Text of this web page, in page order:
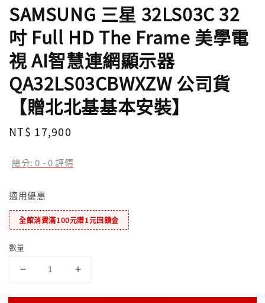
SAMSUNG 三星 32LS03C 32
吋 Full HD The Frame 美學電
視 AI智慧連網顯示器
QA32LS03CBWXZW 公司貨
【贈北北基基本安裝】
Regular
NT$ 17,900
總分:0 -0評價
適用優惠
全館消費滿100元贈1元回饋金
數量